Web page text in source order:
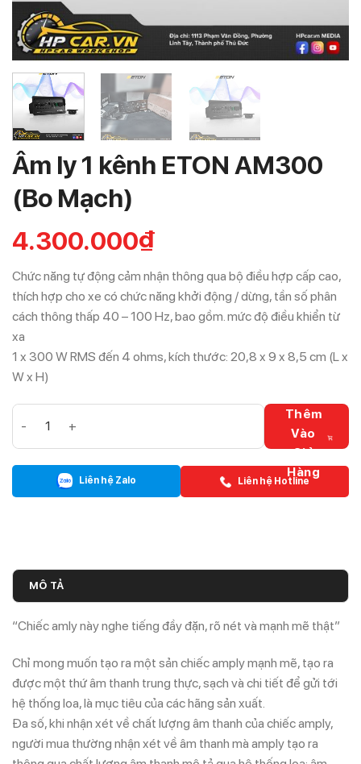
Âm ly 1 kênh ETON AM300
(Bo Mạch)
4.300.000₫
Chức năng tự động cảm nhận thông qua bộ điều hợp cấp cao,
thích hợp cho xe có chức năng khởi động / dừng, tần số phân
cách thông thấp 40 – 100 Hz, bao gồm. mức độ điều khiển từ
xa
1 x 300 W RMS đến 4 ohms, kích thước: 20,8 x 9 x 8,5 cm (L x
W x H)
Âm ly 1 kênh ETON AM300 (Bo Mạch) số lượng
Thêm
Vào
Giỏ
Hàng
Liên hệ Zalo Liên hệ Hotline
MÔ TẢ
“Chiếc amly này nghe tiếng đầy đặn, rõ nét và mạnh mẽ thật”
Chỉ mong muốn tạo ra một sản chiếc amply mạnh mẽ, tạo ra
được một thứ âm thanh trung thực, sạch và chi tiết để gửi tới
hệ thống loa, là mục tiêu của các hãng sản xuất.
Đa số, khi nhận xét về chất lượng âm thanh của chiếc amply,
người mua thường nhận xét về âm thanh mà amply tạo ra